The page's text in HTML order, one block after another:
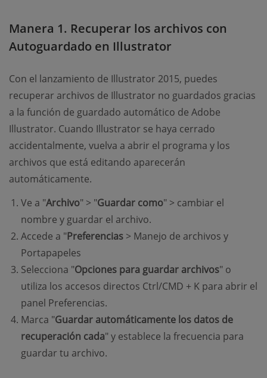
Manera 1. Recuperar los archivos con
Autoguardado en Illustrator
Con el lanzamiento de Illustrator 2015, puedes
recuperar archivos de Illustrator no guardados gracias
a la función de guardado automático de Adobe
Illustrator. Cuando Illustrator se haya cerrado
accidentalmente, vuelva a abrir el programa y los
archivos que está editando aparecerán
automáticamente.
Ve a "Archivo" > "Guardar como" > cambiar el
nombre y guardar el archivo.
Accede a "Preferencias > Manejo de archivos y
Portapapeles
Selecciona "Opciones para guardar archivos" o
utiliza los accesos directos Ctrl/CMD + K para abrir el
panel Preferencias.
Marca "Guardar automáticamente los datos de
recuperación cada" y establece la frecuencia para
guardar tu archivo.